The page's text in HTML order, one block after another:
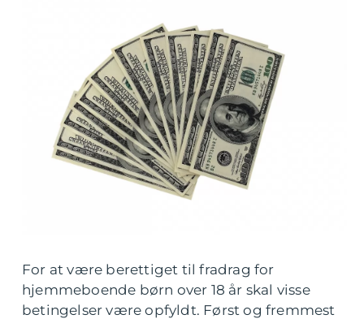
For at være berettiget til fradrag for
hjemmeboende børn over 18 år skal visse
betingelser være opfyldt. Først og fremmest